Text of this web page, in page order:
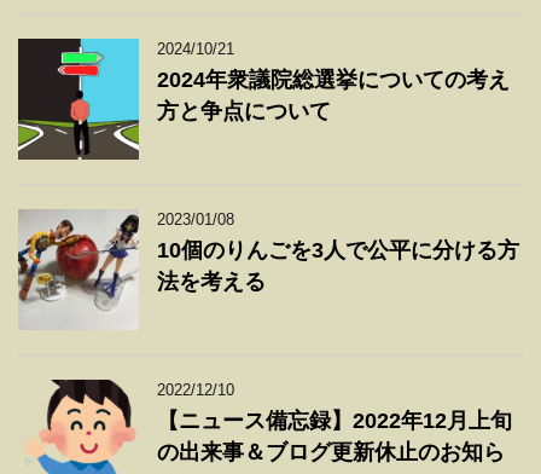
2024/10/21
2024年衆議院総選挙についての考え
方と争点について
2023/01/08
10個のりんごを3人で公平に分ける方
法を考える
2022/12/10
【ニュース備忘録】2022年12月上旬
の出来事＆ブログ更新休止のお知ら